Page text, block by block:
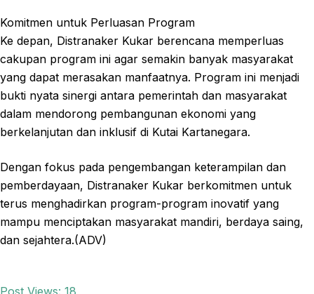
Komitmen untuk Perluasan Program
Ke depan, Distranaker Kukar berencana memperluas
cakupan program ini agar semakin banyak masyarakat
yang dapat merasakan manfaatnya. Program ini menjadi
bukti nyata sinergi antara pemerintah dan masyarakat
dalam mendorong pembangunan ekonomi yang
berkelanjutan dan inklusif di Kutai Kartanegara.
Dengan fokus pada pengembangan keterampilan dan
pemberdayaan, Distranaker Kukar berkomitmen untuk
terus menghadirkan program-program inovatif yang
mampu menciptakan masyarakat mandiri, berdaya saing,
dan sejahtera.(ADV)
Post Views: 18